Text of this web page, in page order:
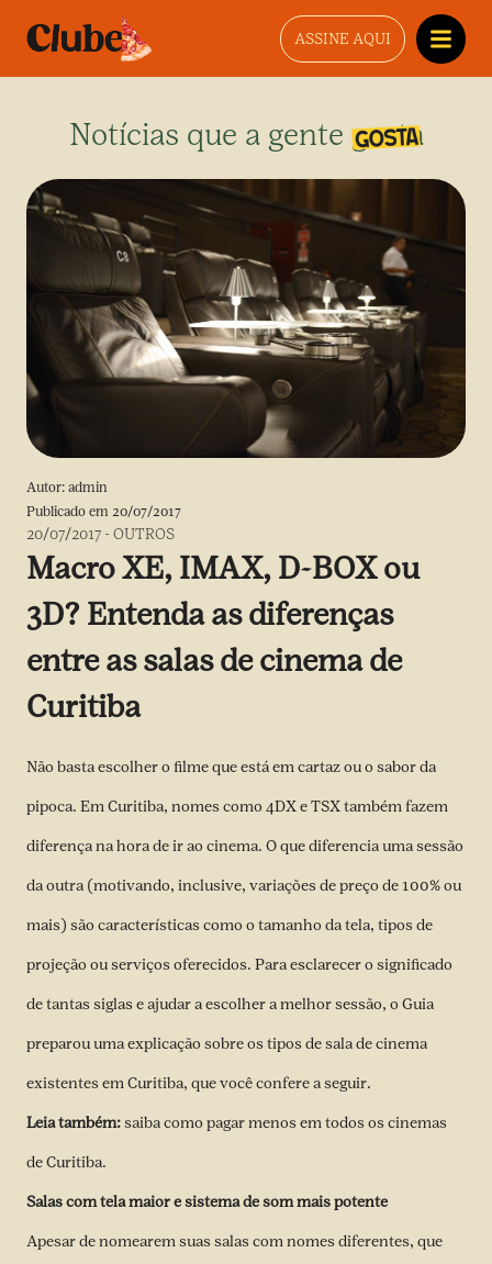
ASSINE AQUI
Notícias que a gente gosta
Autor: admin
Publicado em 20/07/2017
20/07/2017 -OUTROS
Macro XE, IMAX, D-BOX ou
3D? Entenda as diferenças
entre as salas de cinema de
Curitiba
Não basta escolher o filme que está em cartaz ou o sabor da
pipoca. Em Curitiba, nomes como 4DX e TSX também fazem
diferença na hora de ir ao cinema. O que diferencia uma sessão
da outra (motivando, inclusive, variações de preço de 100% ou
mais) são características como o tamanho da tela, tipos de
projeção ou serviços oferecidos. Para esclarecer o significado
de tantas siglas e ajudar a escolher a melhor sessão, o Guia
preparou uma explicação sobre os tipos de sala de cinema
existentes em Curitiba, que você confere a seguir.
Leia também:saiba como pagar menos em todos os cinemas
de Curitiba.
Salas com tela maior e sistema de som mais potente
Apesar de nomearem suas salas com nomes diferentes, que